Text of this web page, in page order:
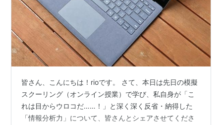
てもらえない傾向にあるが、卒業できれば通学課程の卒
業生と全く同じ資格が授与されるので、経歴としては大
学卒業資格を得たことになる
。
ほとんどの生徒が働きながら学ぶため、4年間でスムー
かけて卒業する場合が多い。また、自主学習がメインな
ので、固い信念を持って学業に臨まない限り卒業は大変
難しいとされる*3。
皆さん、こんにちは！rioです。 さて、本日は先日の模擬
スクーリング（オンライン授業）で学び、私自身が「こ
れは目からウロコだ……！」と深く深く反省・納得した
「情報分析力」について、皆さんとシェアさせてくださ